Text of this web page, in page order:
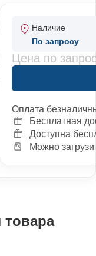
Наличие
По запросу
Цена по
Оплата
Бесплатная
Доступна
Можно